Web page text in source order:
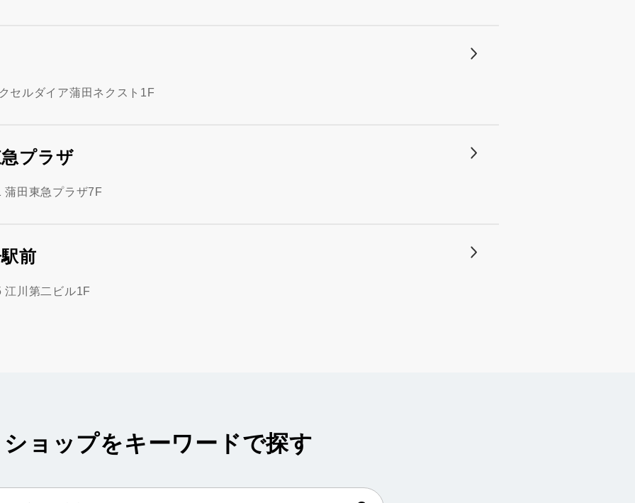
セルダイア蒲田ネクスト1F
プラザ
蒲田東急プラザ7F
前
江川第二ビル1F
ショップをキーワードで探す